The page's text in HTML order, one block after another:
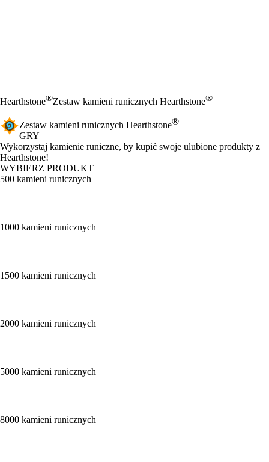
Hearthstone®Zestaw kamieni runicznych Hearthstone®
Zestaw kamieni runicznych Hearthstone®
GRY
Product Notification
Wykorzystaj kamienie runiczne, by kupić swoje ulubione produkty z
Hearthstone!
WYBIERZ PRODUKT
500 kamieni runicznych
1000 kamieni runicznych
1500 kamieni runicznych
2000 kamieni runicznych
5000 kamieni runicznych
8000 kamieni runicznych